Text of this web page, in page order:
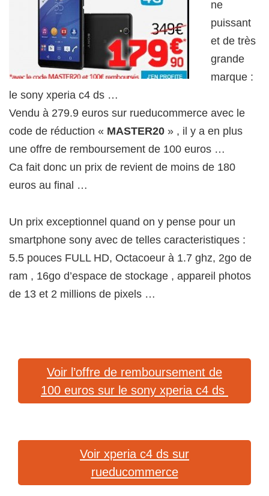
ne
puissant
et de très
grande
marque :
le sony xperia c4 ds …
Vendu à 279.9 euros sur rueducommerce avec le
code de réduction « MASTER20 » , il y a en plus
une offre de remboursement de 100 euros …
Ca fait donc un prix de revient de moins de 180
euros au final …
Un prix exceptionnel quand on y pense pour un
smartphone sony avec de telles caracteristiques :
5.5 pouces FULL HD, Octacoeur à 1.7 ghz, 2go de
ram , 16go d’espace de stockage , appareil photos
de 13 et 2 millions de pixels …
Voir l’offre de remboursement de
100 euros sur le sony xperia c4 ds
Voir xperia c4 ds sur
rueducommerce